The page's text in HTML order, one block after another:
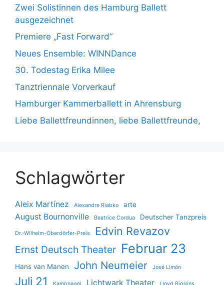
Zwei Solistinnen des Hamburg Ballett
ausgezeichnet
Premiere „Fast Forward“
Neues Ensemble: WINNDance
30. Todestag Erika Milee
Tanztriennale Vorverkauf
Hamburger Kammerballett in Ahrensburg
Liebe Ballettfreundinnen, liebe Ballettfreunde,
Schlagwörter
Aleix Martínez Alexandre Riabko arte
August Bournonville Beatrice Cordua Deutscher Tanzpreis
Dr.-Wilhelm-Oberdörfer-Preis Edvin Revazov
Ernst Deutsch Theater Februar 23
Hans van Manen John Neumeier José Limón
Juli 21 Kampnagel Lichtwark Theater Lloyd Riggins